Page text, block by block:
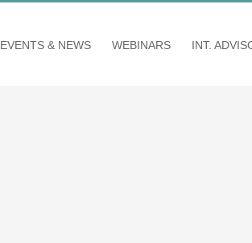
EVENTS & NEWS WEBINARS INT.